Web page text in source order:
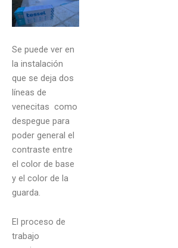
Se puede ver en
la instalación
que se deja dos
líneas de
venecitas como
despegue para
poder general el
contraste entre
el color de base
y el color de la
guarda.
El proceso de
trabajo